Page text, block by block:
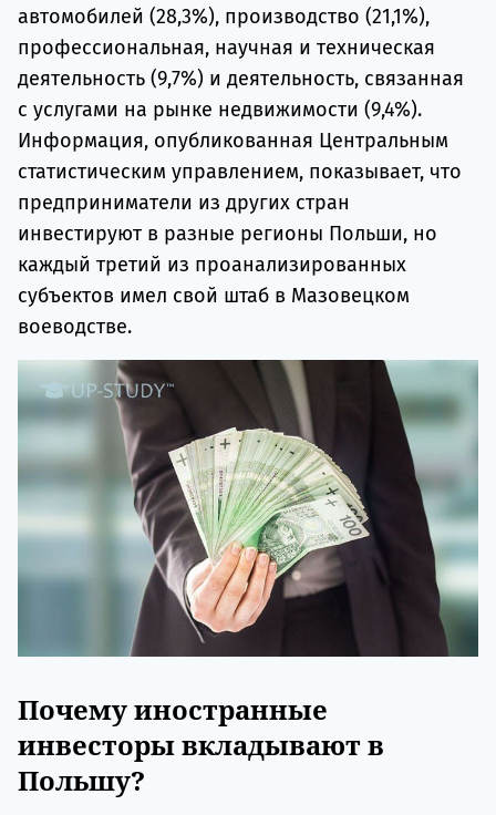
автомобилей (28,3%), производство (21,1%),
профессиональная, научная и техническая
деятельность (9,7%) и деятельность, связанная
с услугами на рынке недвижимости (9,4%).
Информация, опубликованная Центральным
статистическим управлением, показывает, что
предприниматели из других стран
инвестируют в разные регионы Польши, но
каждый третий из проанализированных
субъектов имел свой штаб в Мазовецком
воеводстве.
Почему иностранные
инвесторы вкладывают в
Польшу?